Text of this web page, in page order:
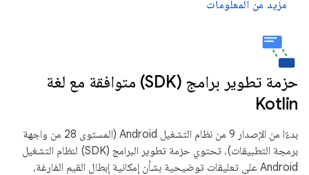
مزيد من المعلومات
حزمة تطوير برامج (SDK) متوافقة مع لغة
Kotlin
بدءًا من الإصدار 9 من نظام التشغيل Android (المستوى 28 من واجهة
برمجة التطبيقات)، تحتوي حزمة تطوير البرامج (SDK) لنظام التشغيل
Android على تعليقات توضيحية بشأن إمكانية إبطال القيم الفارغة،